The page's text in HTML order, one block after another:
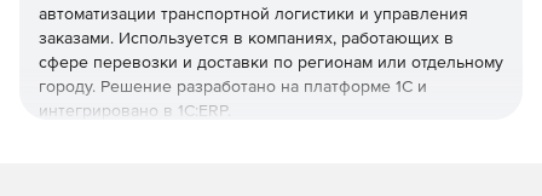
автоматизации транспортной логистики и управления
заказами. Используется в компаниях, работающих в
сфере перевозки и доставки по регионам или отдельному
городу. Решение разработано на платформе 1С и
интегрировано в 1С:ERP.